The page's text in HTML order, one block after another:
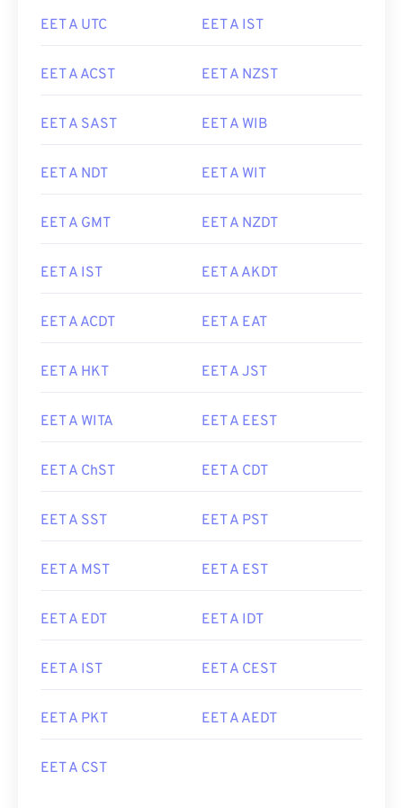
EET A UTC EET A IST
EET A ACST EET A NZST
EET A SAST EET A WIB
EET A NDT EET A WIT
EET A GMT EET A NZDT
EET A IST EET A AKDT
EET A ACDT EET A EAT
EET A HKT EET A JST
EET A WITA EET A EEST
EET A ChST EET A CDT
EET A SST EET A PST
EET A MST EET A EST
EET A EDT EET A IDT
EET A IST EET A CEST
EET A PKT EET A AEDT
EET A CST